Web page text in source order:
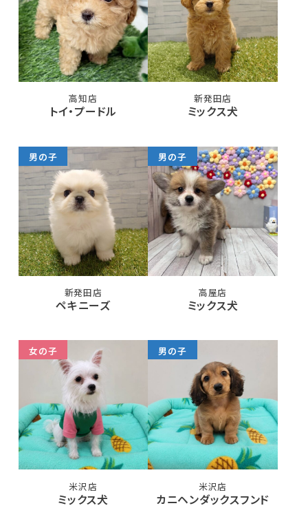
高知店
トイ・プードル
新発田店
ミックス犬
男の子
新発田店
ペキニーズ
男の子
高屋店
ミックス犬
女の子
米沢店
ミックス犬
男の子
米沢店
カニヘンダックスフンド